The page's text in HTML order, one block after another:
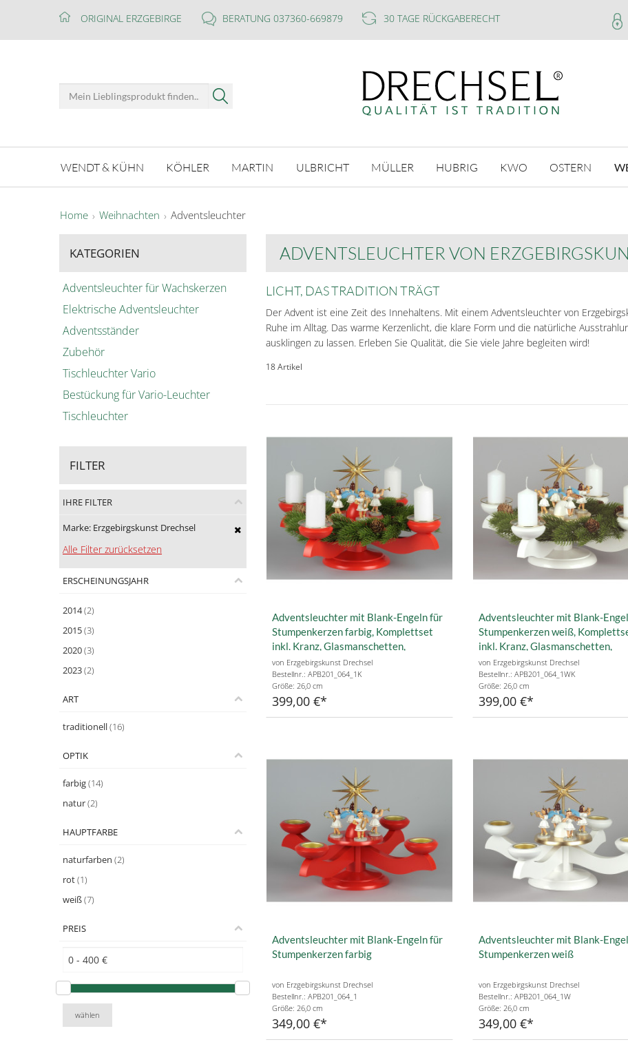
ORIGINAL ERZGEBIRGE BERATUNG 037360-669879 30 TAGE RÜCKGABERECHT
WENDT & KÜHN KÖHLER MARTIN ULBRICHT MÜLLER HUBRIG KWO OSTERN
Home Weihnachten Adventsleuchter
KATEGORIEN
Adventsleuchter für Wachskerzen
Elektrische Adventsleuchter
Adventsständer
Zubehör
Tischleuchter Vario
Bestückung für Vario-Leuchter
Tischleuchter
FILTER
IHRE FILTER
Marke: Erzgebirgskunst Drechsel
Alle Filter zurücksetzen
ERSCHEINUNGSJAHR
2014(2)
2015(3)
2020(3)
2023(2)
ART
traditionell(16)
OPTIK
farbig(14)
natur(2)
HAUPTFARBE
naturfarben (2)
rot(1)
weiß(7)
PREIS
wählen
ADVENTSLEUCHTER VON
LICHT, DAS TRADITION TRÄGT
Der Advent ist eine Zeit des Innehaltens. Mit einem Adventsleuchter von
Ruhe im Alltag. Das warme Kerzenlicht, die klare Form und die natürliche
ausklingen zu lassen. Erleben Sie Qualität, die Sie viele Jahre begleiten wird!
18 Artikel
Adventsleuchter mit Blank-Engeln für
Stumpenkerzen farbig, Komplettset
inkl. Kranz, Glasmanschetten,
Stumpenkerzen weiß
von Erzgebirgskunst Drechsel
Bestellnr.: APB201_064_1K
Größe: 26,0 cm
399,00 €
Adventsleuchter mit Blank-
Stumpenkerzen weiß,
inkl. Kranz, Glasmanschetten,
Stumpenkerzen weiß
von Erzgebirgskunst Drechsel
Bestellnr.: APB201_064_1WK
Größe: 26,0 cm
399,00 €
Adventsleuchter mit Blank-Engeln für
Stumpenkerzen farbig
von Erzgebirgskunst Drechsel
Bestellnr.: APB201_064_1
Größe: 26,0 cm
349,00 €
Adventsleuchter mit Blank-
Stumpenkerzen weiß
von Erzgebirgskunst Drechsel
Bestellnr.: APB201_064_1W
Größe: 26,0 cm
349,00 €